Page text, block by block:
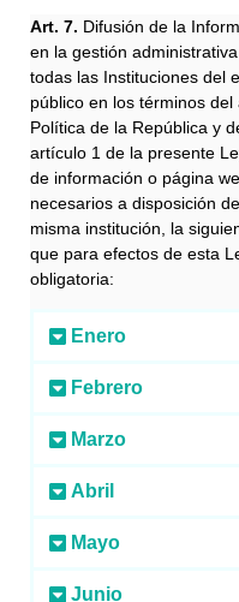
Art. 7. Difusión de la
en la gestión
todas las Instituciones del
público en los términos
Política de la República y
artículo 1 de la presente
de información o página
necesarios a disposición
misma institución, la
que para efectos de esta
obligatoria:
Enero
Febrero
Marzo
Abril
Mayo
Junio